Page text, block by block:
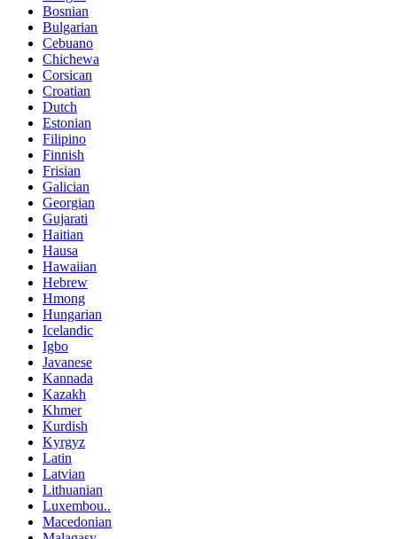
Bosnian
Bulgarian
Cebuano
Chichewa
Corsican
Croatian
Dutch
Estonian
Filipino
Finnish
Frisian
Galician
Georgian
Gujarati
Haitian
Hausa
Hawaiian
Hebrew
Hmong
Hungarian
Icelandic
Igbo
Javanese
Kannada
Kazakh
Khmer
Kurdish
Kyrgyz
Latin
Latvian
Lithuanian
Luxembou..
Macedonian